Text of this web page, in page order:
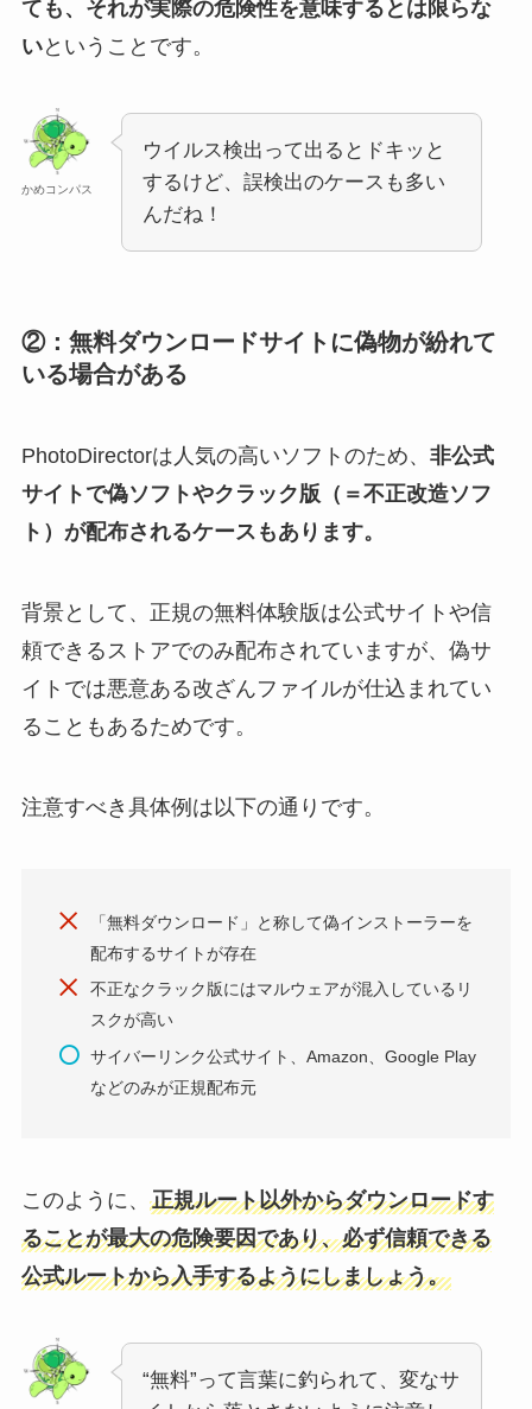
ても、それが実際の危険性を意味するとは限らな
いということです。
かめコンパス
ウイルス検出って出るとドキッと
するけど、誤検出のケースも多い
んだね！
②：無料ダウンロードサイトに偽物が紛れて
いる場合がある
PhotoDirectorは人気の高いソフトのため、 非公式
サイトで偽ソフトやクラック版（＝不正改造ソフ
ト）が配布されるケースもあります。
背景として、正規の無料体験版は公式サイトや信
頼できるストアでのみ配布されていますが、偽サ
イトでは悪意ある改ざんファイルが仕込まれてい
ることもあるためです。
注意すべき具体例は以下の通りです。
「無料ダウンロード」と称して偽インストーラーを
配布するサイトが存在
不正なクラック版にはマルウェアが混入しているリ
スクが高い
サイバーリンク公式サイト、Amazon、Google Play
などのみが正規配布元
このように、 正規ルート以外からダウンロードす
ることが最大の危険要因であり、必ず信頼できる
公式ルートから入手するようにしましょう。
“無料”って言葉に釣られて、変なサ